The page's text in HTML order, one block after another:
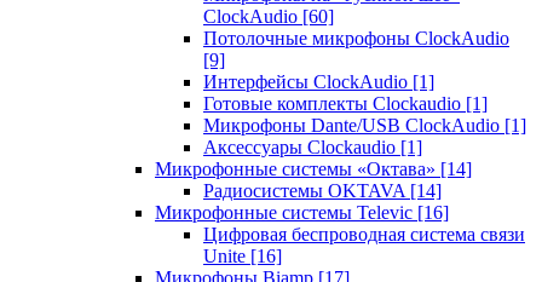
ClockAudio [60]
Потолочные микрофоны ClockAudio
[9]
Интерфейсы ClockAudio [1]
Готовые комплекты Clockaudio [1]
Микрофоны Dante/USB ClockAudio [1]
Аксессуары Clockaudio [1]
Микрофонные системы «Октава» [14]
Радиосистемы OKTAVA [14]
Микрофонные системы Televic [16]
Цифровая беспроводная система связи
Unite [16]
Микрофоны Biamp [17]